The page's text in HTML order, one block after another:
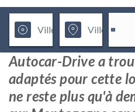
Autocar-Drive a
adaptés pour cette
ne reste plus qu'à